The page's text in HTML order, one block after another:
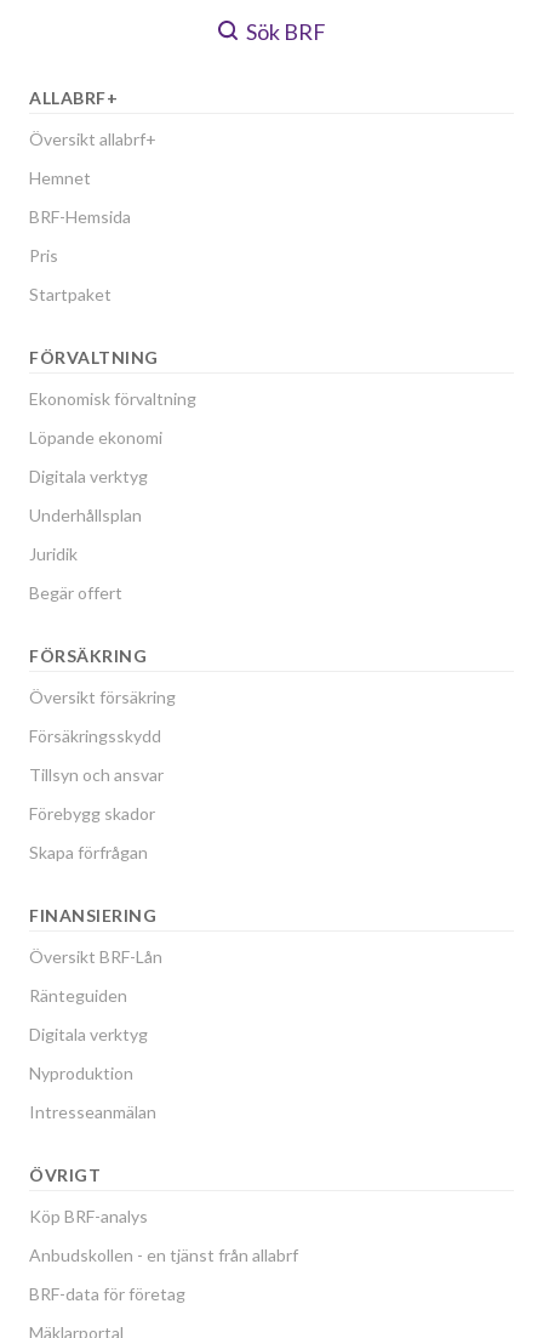
Sök BRF
ALLABRF+
Översikt allabrf+
Hemnet
BRF-Hemsida
Pris
Startpaket
FÖRVALTNING
Ekonomisk förvaltning
Löpande ekonomi
Digitala verktyg
Underhållsplan
Juridik
Begär offert
FÖRSÄKRING
Översikt försäkring
Försäkringsskydd
Tillsyn och ansvar
Förebygg skador
Skapa förfrågan
FINANSIERING
Översikt BRF-Lån
Ränteguiden
Digitala verktyg
Nyproduktion
Intresseanmälan
ÖVRIGT
Köp BRF-analys
Anbudskollen - en tjänst från allabrf
BRF-data för företag
Mäklarportal